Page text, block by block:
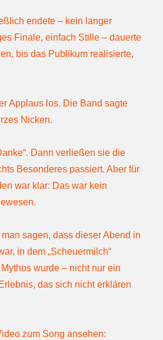
endete – kein langer
Finale, einfach Stille – dauerte
bis das Publikum realisierte,
Applaus los. Die Band sagte
Nicken.
Dann verließen sie die
Besonderes passiert. Aber für
war klar: Das war kein
sagen, dass dieser Abend in
in dem „Scheuermilch“
wurde – nicht nur ein
das sich nicht erklären
zum Song ansehen: